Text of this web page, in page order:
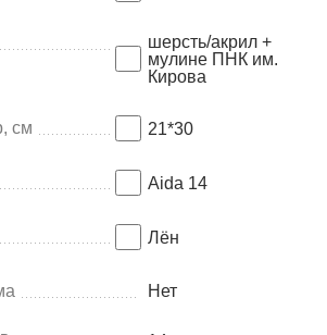
шерсть/акрил +
мулине ПНК им.
Кирова
см 21*30
Aida 14
Лён
Нет